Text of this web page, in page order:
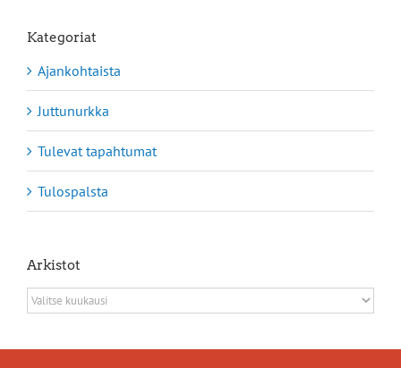
Kategoriat
Ajankohtaista
Juttunurkka
Tulevat tapahtumat
Tulospalsta
Arkistot
Arkistot